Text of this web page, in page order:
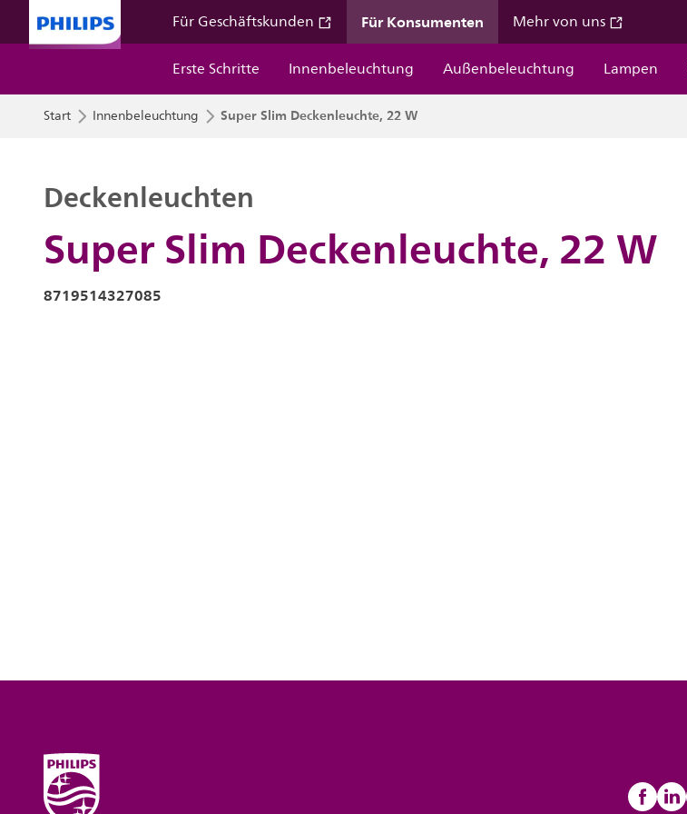
Für Geschäftskunden Für Konsumenten Mehr von uns
Erste Schritte
Innenbeleuchtung Außenbeleuchtung Lampen
Start Innenbeleuchtung Super Slim Deckenleuchte, 22 W
Super Slim Deckenleuchte, 22 W
Deckenleuchten
8719514327085